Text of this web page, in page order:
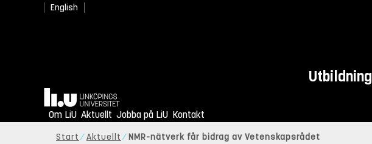
English
Utbildning
Hem
Om LiU Aktuellt Jobba på LiU Kontakt
Start Aktuellt NMR-nätverk får bidrag av Vetenskapsrådet